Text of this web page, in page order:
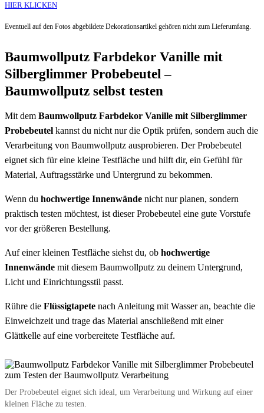
HIER KLICKEN
Eventuell auf den Fotos abgebildete Dekorationsartikel gehören nicht zum Lieferumfang.
Baumwollputz Farbdekor Vanille mit
Silberglimmer Probebeutel –
Baumwollputz selbst testen
Mit dem Baumwollputz Farbdekor Vanille mit Silberglimmer
Probebeutel kannst du nicht nur die Optik prüfen, sondern auch die
Verarbeitung von Baumwollputz ausprobieren. Der Probebeutel
eignet sich für eine kleine Testfläche und hilft dir, ein Gefühl für
Material, Auftragsstärke und Untergrund zu bekommen.
Wenn du hochwertige Innenwände nicht nur planen, sondern
praktisch testen möchtest, ist dieser Probebeutel eine gute Vorstufe
vor der größeren Bestellung.
Auf einer kleinen Testfläche siehst du, ob hochwertige
Innenwände mit diesem Baumwollputz zu deinem Untergrund,
Licht und Einrichtungsstil passt.
Rühre die Flüssigtapete nach Anleitung mit Wasser an, beachte die
Einweichzeit und trage das Material anschließend mit einer
Glättkelle auf eine vorbereitete Testfläche auf.
Der Probebeutel eignet sich ideal, um Verarbeitung und Wirkung auf einer
kleinen Fläche zu testen.